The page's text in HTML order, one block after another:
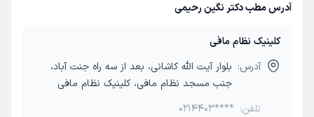
آدرس مطب دکتر نگین رحیمی
کلینیک نظام مافی
آدرس: بلوار آیت الله کاشانی، بعد از سه راه جنت آباد،
جنب مسجد نظام مافی، کلینیک نظام مافی
تلفن: 0214403****